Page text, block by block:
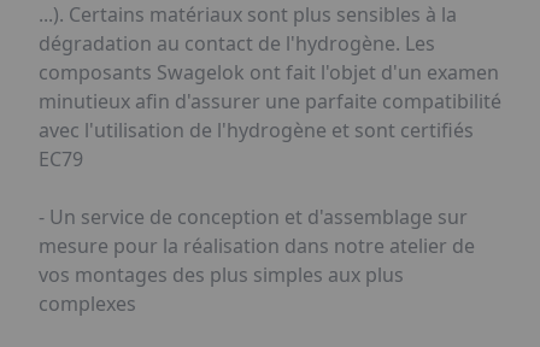
...). Certains matériaux sont plus sensibles à la
dégradation au contact de l'hydrogène. Les
composants Swagelok ont fait l'objet d'un examen
minutieux afin d'assurer une parfaite compatibilité
avec l'utilisation de l'hydrogène et sont certifiés
EC79
- Un service de conception et d'assemblage sur
mesure pour la réalisation dans notre atelier de
vos montages des plus simples aux plus
complexes